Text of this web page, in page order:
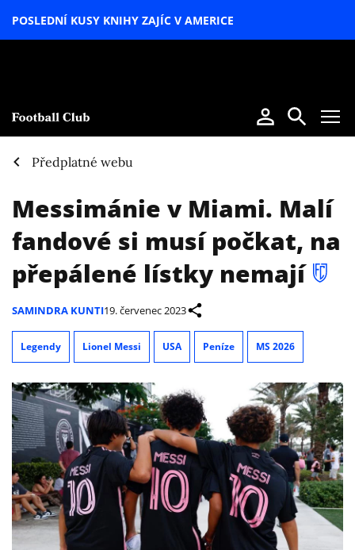
POSLEDNÍ KUSY KNIHY ZAJÍC V AMERICE
Předplatné webu
Messimánie v Miami. Malí
fandové si musí počkat, na
přepálené lístky nemají
SAMINDRA KUNTI19. červenec 2023
Legendy Lionel Messi USA Peníze MS 2026